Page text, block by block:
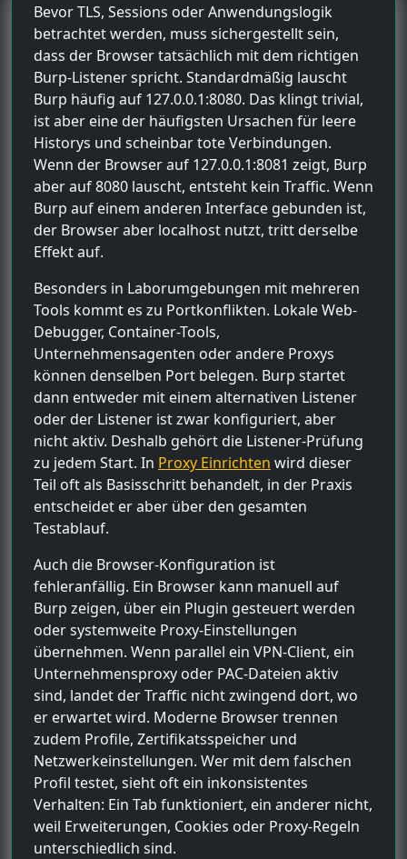
Bevor TLS, Sessions oder Anwendungslogik
betrachtet werden, muss sichergestellt sein,
dass der Browser tatsächlich mit dem richtigen
Burp-Listener spricht. Standardmäßig lauscht
Burp häufig auf 127.0.0.1:8080. Das klingt trivial,
ist aber eine der häufigsten Ursachen für leere
Historys und scheinbar tote Verbindungen.
Wenn der Browser auf 127.0.0.1:8081 zeigt, Burp
aber auf 8080 lauscht, entsteht kein Traffic. Wenn
Burp auf einem anderen Interface gebunden ist,
der Browser aber localhost nutzt, tritt derselbe
Effekt auf.
Besonders in Laborumgebungen mit mehreren
Tools kommt es zu Portkonflikten. Lokale Web-
Debugger, Container-Tools,
Unternehmensagenten oder andere Proxys
können denselben Port belegen. Burp startet
dann entweder mit einem alternativen Listener
oder der Listener ist zwar konfiguriert, aber
nicht aktiv. Deshalb gehört die Listener-Prüfung
zu jedem Start. In Proxy Einrichten wird dieser
Teil oft als Basisschritt behandelt, in der Praxis
entscheidet er aber über den gesamten
Testablauf.
Auch die Browser-Konfiguration ist
fehleranfällig. Ein Browser kann manuell auf
Burp zeigen, über ein Plugin gesteuert werden
oder systemweite Proxy-Einstellungen
übernehmen. Wenn parallel ein VPN-Client, ein
Unternehmensproxy oder PAC-Dateien aktiv
sind, landet der Traffic nicht zwingend dort, wo
er erwartet wird. Moderne Browser trennen
zudem Profile, Zertifikatsspeicher und
Netzwerkeinstellungen. Wer mit dem falschen
Profil testet, sieht oft ein inkonsistentes
Verhalten: Ein Tab funktioniert, ein anderer nicht,
weil Erweiterungen, Cookies oder Proxy-Regeln
unterschiedlich sind.